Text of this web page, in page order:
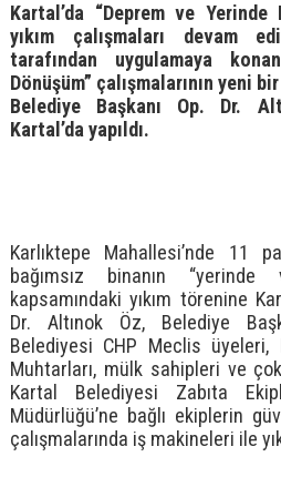
Kartal’da “Deprem ve Yerinde
yıkım çalışmaları devam
tarafından uygulamaya
Dönüşüm” çalışmalarının yeni
Belediye Başkanı Op. Dr.
Kartal’da yapıldı.
Karlıktepe Mahallesi’nde 11
bağımsız binanın
kapsamındaki yıkım törenine
Dr. Altınok Öz, Belediye
Belediyesi CHP Meclis üyeleri,
Muhtarları, mülk sahipleri ve
Kartal Belediyesi Zabıta
Müdürlüğü’ne bağlı ekiplerin
çalışmalarında iş makineleri ile